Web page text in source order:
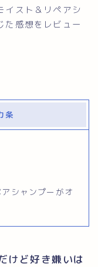
イスト＆リペアシ
た感想をレビュー
条
シャンプーがオ
けど好き嫌いは